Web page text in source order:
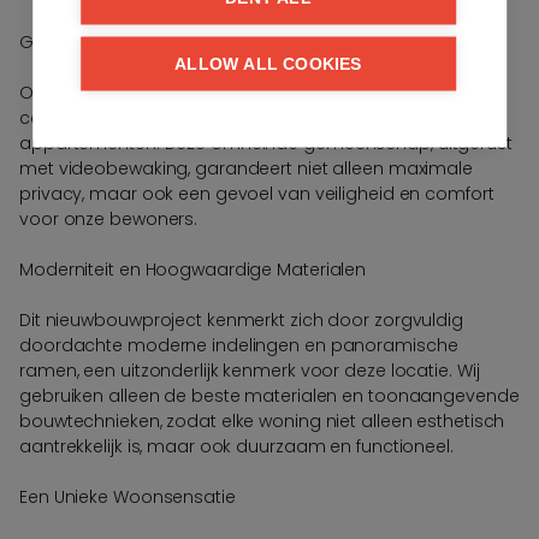
Gegarandeerde Privacy en Comfort
Onze unieke opzet bestaat uit slechts drie besloten
complexen, elk bestaande uit vijf exclusieve
appartementen. Deze omheinde gemeenschap, uitgerust
met videobewaking, garandeert niet alleen maximale
privacy, maar ook een gevoel van veiligheid en comfort
voor onze bewoners.
Moderniteit en Hoogwaardige Materialen
Dit nieuwbouwproject kenmerkt zich door zorgvuldig
doordachte moderne indelingen en panoramische
ramen, een uitzonderlijk kenmerk voor deze locatie. Wij
gebruiken alleen de beste materialen en toonaangevende
bouwtechnieken, zodat elke woning niet alleen esthetisch
aantrekkelijk is, maar ook duurzaam en functioneel.
Een Unieke Woonsensatie
ALLOW ALL COOKIES